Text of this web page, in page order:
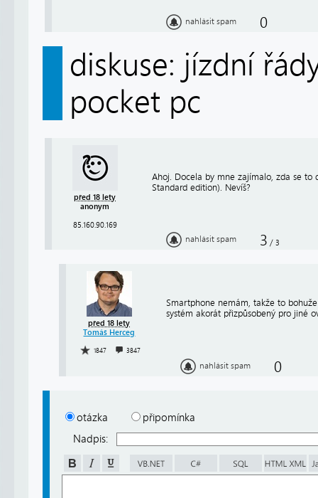
nahlásit spam 0
diskuse: jízdní
pocket pc
před 18 lety
anonym
85.160.90.169
Ahoj. Docela by mne zajímalo, zda se
Standard edition). Nevíš?
nahlásit spam 3 / 3
před 18 lety
Tomáš Herceg
1847 3847
Smartphone nemám, takže to
systém akorát přizpůsobený pro jiné
nahlásit spam 0
otázka
připomínka
Nadpis: